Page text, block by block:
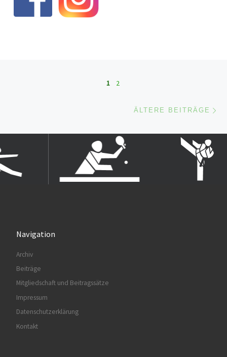
Beitragsnavigation
1 2
ÄLTERE BEITRÄGE
Navigation
Archiv
Beiträge
Mitgliedschaft und Beitragssätze
Impressum
Datenschutzerklärung
Kontakt